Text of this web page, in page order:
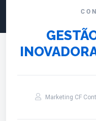
Marketing CF